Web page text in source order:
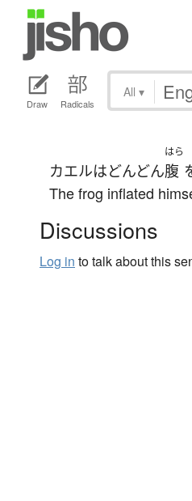
Draw Radicals
All ▾
カエルはどんどん
はら
腹
The frog inflated
Discussions
Log in to talk about this